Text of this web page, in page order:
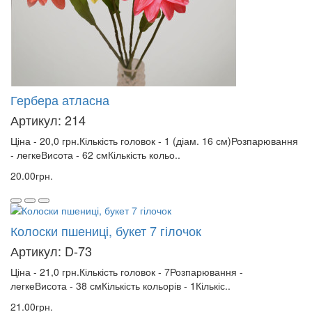
Гербера атласна
Артикул: 214
Ціна - 20,0 грн.Кількість головок - 1 (діам. 16 см)Розпарювання
- легкеВисота - 62 смКількість кольо..
20.00грн.
Колоски пшениці, букет 7 гілочок
Артикул: D-73
Ціна - 21,0 грн.Кількість головок - 7Розпарювання -
легкеВисота - 38 смКількість кольорів - 1Кількіс..
21.00грн.